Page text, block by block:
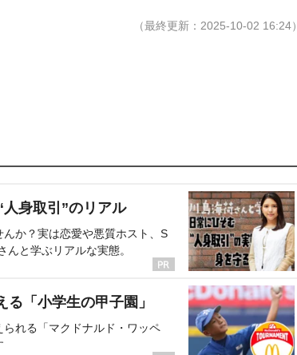
（最終更新：2025-10-02 16:24）
身取引”のリアル
んか？実は恋愛や悪質ホスト、S
と学ぶリアルな実態。
「小学生の甲子園」
れる「マクドナルド・ワッペ